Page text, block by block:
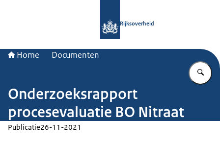
Rijksoverheid
Home Documenten
Onderzoeksrapport
procesevaluatie BO Nitraat
Publicatie26-11-2021